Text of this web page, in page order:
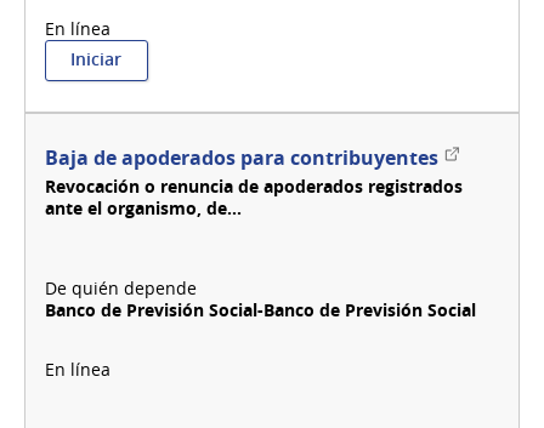
Iniciar:
Autorizaciones
buques
que
ingresan
a
Uruguay
Baja de apoderados para contribuyentesEnlace
externo
Revocación o renuncia de apoderados registrados
ante el organismo, de...
Banco de Previsión Social-Banco de Previsión Social